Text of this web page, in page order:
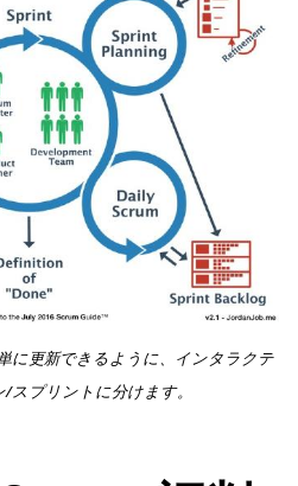
に更新できるように、インタラクテ
スプリントに分けます。